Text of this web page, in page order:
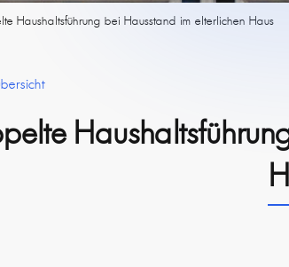
Haushaltsführung bei Hausstand im elterlichen Haus